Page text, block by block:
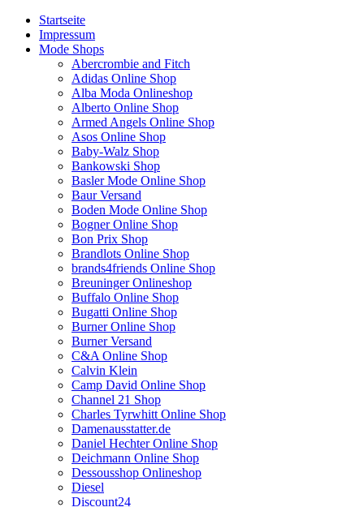
Startseite
Impressum
Mode Shops
Abercrombie and Fitch
Adidas Online Shop
Alba Moda Onlineshop
Alberto Online Shop
Armed Angels Online Shop
Asos Online Shop
Baby-Walz Shop
Bankowski Shop
Basler Mode Online Shop
Baur Versand
Boden Mode Online Shop
Bogner Online Shop
Bon Prix Shop
Brandlots Online Shop
brands4friends Online Shop
Breuninger Onlineshop
Buffalo Online Shop
Bugatti Online Shop
Burner Online Shop
Burner Versand
C&A Online Shop
Calvin Klein
Camp David Online Shop
Channel 21 Shop
Charles Tyrwhitt Online Shop
Damenausstatter.de
Daniel Hechter Online Shop
Deichmann Online Shop
Dessousshop Onlineshop
Diesel
Discount24